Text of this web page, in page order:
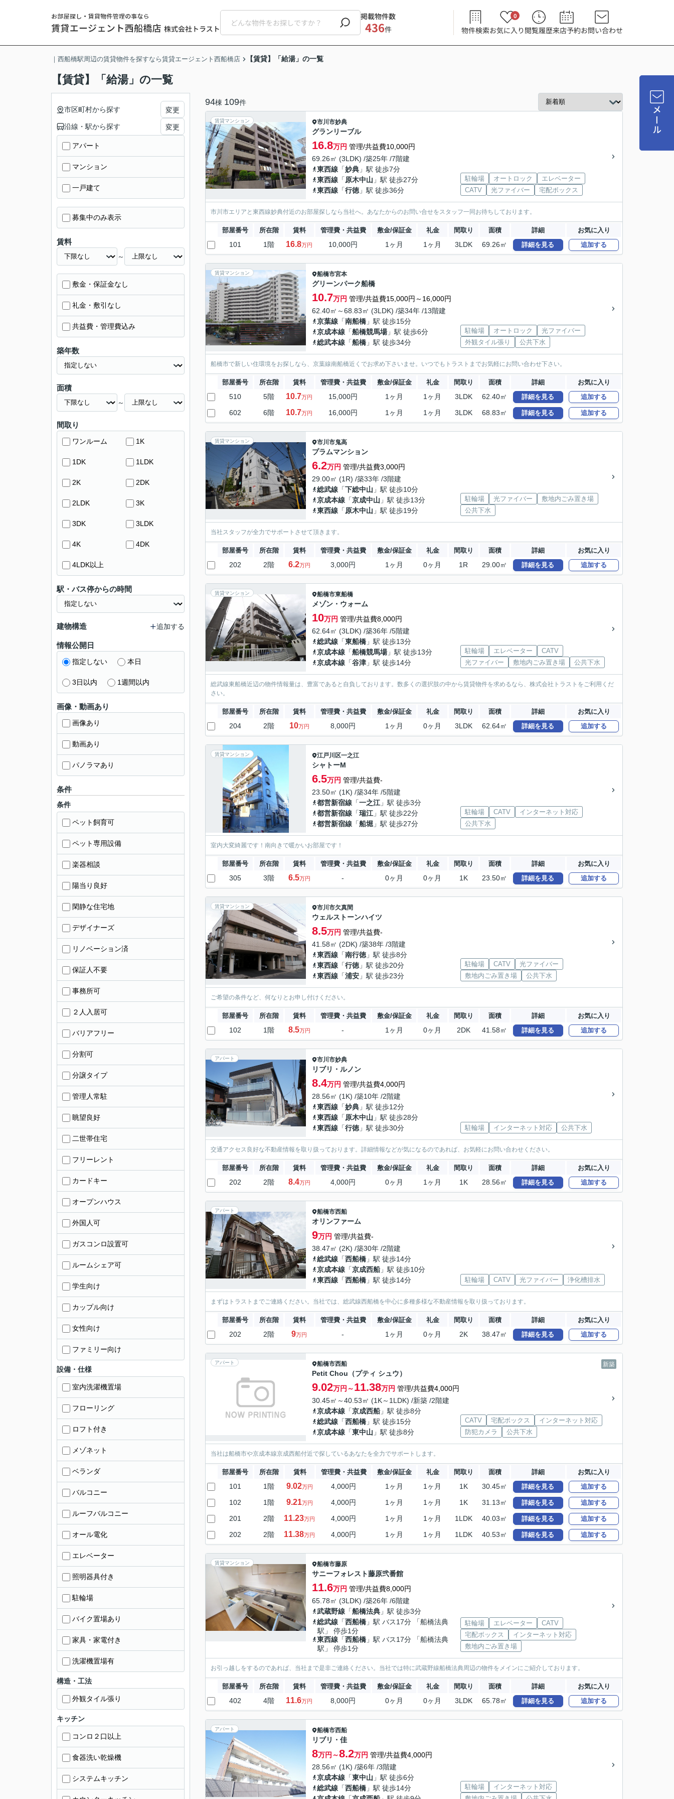
掲載物件数
436件 物件検索お気に入り
0
閲覧履歴来店予約お問い合わせ
メール
｜西船橋駅周辺の賃貸物件を探すなら賃貸エージェント西船橋店 【賃貸】「給湯」の一覧
【賃貸】「給湯」の一覧
94棟 109件
賃貸マンション 市川市妙典
グランリーブル
16.8万円 管理/共益費10,000円
69.26㎡ (3LDK) /築25年 /7階建
東西線 「妙典 」駅 徒歩7分
東西線 「原木中山 」駅 徒歩27分
東西線 「行徳 」駅 徒歩36分
駐輪場 オートロック
エレベーター
CATV
光ファイバー 宅配ボックス
市川市エリアと東西線妙典付近のお部屋探しなら当社へ。あなたからのお問い合せをスタッフ一同お待ちしております。
部屋番号 所在階 賃料 管理費・共益費 敷金/保証金 礼金 間取り 面積 詳細 お気に入り
101 1階 16.8万円 10,000円 1ヶ月 1ヶ月 3LDK 69.26㎡ 詳細を見る 追加する
賃貸マンション 船橋市宮本
グリーンパーク船橋
10.7万円 管理/共益費15,000円～16,000円
62.40㎡～68.83㎡ (3LDK) /築34年 /13階建
京葉線 「南船橋 」駅 徒歩15分
京成本線 「船橋競馬場」駅 徒歩6分
総武本線 「船橋 」駅 徒歩34分
駐輪場 オートロック
光ファイバー
外観タイル張り
公共下水
船橋市で新しい住環境をお探しなら、京葉線南船橋近くでお求め下さいませ。いつでもトラストまでお気軽にお問い合わせ下さい。
部屋番号 所在階 賃料 管理費・共益費 敷金/保証金 礼金 間取り 面積 詳細 お気に入り
510 5階 10.7万円 15,000円 1ヶ月 1ヶ月 3LDK 62.40㎡ 詳細を見る 追加する
602 6階 10.7万円 16,000円 1ヶ月 1ヶ月 3LDK 68.83㎡ 詳細を見る 追加する
賃貸マンション 市川市鬼高
プラムマンション
6.2万円 管理/共益費3,000円
29.00㎡ (1R) /築33年 /3階建
総武線 「下総中山 」駅 徒歩10分
京成本線 「京成中山 」駅 徒歩13分
東西線 「原木中山 」駅 徒歩19分
駐輪場 光ファイバー
敷地内ごみ置き場
公共下水
当社スタッフが全力でサポートさせて頂きます。
部屋番号 所在階 賃料 管理費・共益費 敷金/保証金 礼金 間取り 面積 詳細 お気に入り
202 2階 6.2万円 3,000円 1ヶ月 0ヶ月 1R 29.00㎡ 詳細を見る 追加する
賃貸マンション 船橋市東船橋
メゾン・ウォーム
10万円 管理/共益費8,000円
62.64㎡ (3LDK) /築36年 /5階建
総武線 「東船橋 」駅 徒歩13分
京成本線 「船橋競馬場」駅 徒歩13分
京成本線 「谷津 」駅 徒歩14分
駐輪場 エレベーター
CATV
光ファイバー
敷地内ごみ置き場 公共下水
総武線東船橋近辺の物件情報量は、豊富であると自負しております。数多くの選択肢の中から賃貸物件を求めるなら、株式会社トラストをご利用くだ
さい。
部屋番号 所在階 賃料 管理費・共益費 敷金/保証金 礼金 間取り 面積 詳細 お気に入り
204 2階 10万円 8,000円 1ヶ月 0ヶ月 3LDK 62.64㎡ 詳細を見る 追加する
賃貸マンション 江戸川区一之江
シャトーM
6.5万円 管理/共益費-
23.50㎡ (1K) /築34年 /5階建
都営新宿線 「一之江 」駅 徒歩3分
都営新宿線 「瑞江 」駅 徒歩22分
都営新宿線 「船堀 」駅 徒歩27分
駐輪場 CATV
インターネット対応
公共下水
室内大変綺麗です！南向きで暖かいお部屋です！
部屋番号 所在階 賃料 管理費・共益費 敷金/保証金 礼金 間取り 面積 詳細 お気に入り
305 3階 6.5万円 - 0ヶ月 0ヶ月 1K 23.50㎡ 詳細を見る 追加する
賃貸マンション 市川市欠真間
ウェルストーンハイツ
8.5万円 管理/共益費-
41.58㎡ (2DK) /築38年 /3階建
東西線 「南行徳 」駅 徒歩8分
東西線 「行徳 」駅 徒歩20分
東西線 「浦安 」駅 徒歩23分
駐輪場 CATV
光ファイバー
敷地内ごみ置き場
公共下水
ご希望の条件など、何なりとお申し付けください。
部屋番号 所在階 賃料 管理費・共益費 敷金/保証金 礼金 間取り 面積 詳細 お気に入り
102 1階 8.5万円 - 1ヶ月 0ヶ月 2DK 41.58㎡ 詳細を見る 追加する
アパート 市川市妙典
リブリ・ルノン
8.4万円 管理/共益費4,000円
28.56㎡ (1K) /築10年 /2階建
東西線 「妙典 」駅 徒歩12分
東西線 「原木中山 」駅 徒歩28分
東西線 「行徳 」駅 徒歩30分 駐輪場 インターネット対応 公共下水
交通アクセス良好な不動産情報を取り扱っております。詳細情報などが気になるのであれば、お気軽にお問い合わせください。
部屋番号 所在階 賃料 管理費・共益費 敷金/保証金 礼金 間取り 面積 詳細 お気に入り
202 2階 8.4万円 4,000円 0ヶ月 1ヶ月 1K 28.56㎡ 詳細を見る 追加する
アパート 船橋市西船
オリンファーム
9万円 管理/共益費-
38.47㎡ (2K) /築30年 /2階建
総武線 「西船橋 」駅 徒歩14分
京成本線 「京成西船」駅 徒歩10分
東西線 「西船橋 」駅 徒歩14分 駐輪場 CATV 光ファイバー 浄化槽排水
まずはトラストまでご連絡ください。当社では、総武線西船橋を中心に多種多様な不動産情報を取り扱っております。
部屋番号 所在階 賃料 管理費・共益費 敷金/保証金 礼金 間取り 面積 詳細 お気に入り
202 2階 9万円 - 1ヶ月 0ヶ月 2K 38.47㎡ 詳細を見る 追加する
アパート 新築
船橋市西船
Petit Chou（プティ シュウ）
9.02万円～11.38万円 管理/共益費4,000円
30.45㎡～40.53㎡ (1K～1LDK) /新築 /2階建
京成本線 「京成西船」駅 徒歩8分
総武線 「西船橋 」駅 徒歩15分
京成本線 「東中山 」駅 徒歩8分
CATV 宅配ボックス
インターネット対応
防犯カメラ
公共下水
当社は船橋市や京成本線京成西船付近で探しているあなたを全力でサポートします。
部屋番号 所在階 賃料 管理費・共益費 敷金/保証金 礼金 間取り 面積 詳細 お気に入り
101 1階 9.02万円 4,000円 1ヶ月 1ヶ月 1K 30.45㎡ 詳細を見る 追加する
102 1階 9.21万円 4,000円 1ヶ月 1ヶ月 1K 31.13㎡ 詳細を見る 追加する
201 2階 11.23万円 4,000円 1ヶ月 1ヶ月 1LDK 40.03㎡ 詳細を見る 追加する
202 2階 11.38万円 4,000円 1ヶ月 1ヶ月 1LDK 40.53㎡ 詳細を見る 追加する
賃貸マンション 船橋市藤原
サニーフォレスト藤原弐番館
11.6万円 管理/共益費8,000円
65.78㎡ (3LDK) /築26年 /6階建
武蔵野線 「船橋法典 」駅 徒歩3分
総武線 「西船橋 」駅 バス17分 「船橋法典
駅」 停歩1分
東西線 「西船橋 」駅 バス17分 「船橋法典
駅」 停歩1分
駐輪場 エレベーター
CATV
宅配ボックス
インターネット対応
敷地内ごみ置き場
お引っ越しをするのであれば、当社まで是非ご連絡ください。当社では特に武蔵野線船橋法典周辺の物件をメインにご紹介しております。
部屋番号 所在階 賃料 管理費・共益費 敷金/保証金 礼金 間取り 面積 詳細 お気に入り
402 4階 11.6万円 8,000円 0ヶ月 0ヶ月 3LDK 65.78㎡ 詳細を見る 追加する
アパート 船橋市西船
リブリ・佳
8万円～8.2万円 管理/共益費4,000円
28.56㎡ (1K) /築6年 /3階建
京成本線 「東中山 」駅 徒歩6分
総武線 「西船橋 」駅 徒歩14分
駐輪場
インターネット対応
市区町村から探す 変更
沿線・駅から探す 変更
アパート
マンション
一戸建て
募集中のみ表示
賃料
～
敷金・保証金なし
礼金・敷引なし
共益費・管理費込み
築年数
面積
～
間取り
ワンルーム 1K
1DK 1LDK
2K 2DK
2LDK 3K
3DK 3LDK
4K 4DK
4LDK以上
駅・バス停からの時間
建物構造 追加する
情報公開日
指定しない 本日
3日以内 1週間以内
画像・動画あり
画像あり
動画あり
パノラマあり
条件
条件
ペット飼育可
ペット専用設備
楽器相談
陽当り良好
閑静な住宅地
デザイナーズ
リノベーション済
保証人不要
事務所可
２人入居可
バリアフリー
分割可
分譲タイプ
管理人常駐
眺望良好
二世帯住宅
フリーレント
カードキー
オープンハウス
外国人可
ガスコンロ設置可
ルームシェア可
学生向け
カップル向け
女性向け
ファミリー向け
設備・仕様
室内洗濯機置場
フローリング
ロフト付き
メゾネット
ベランダ
バルコニー
ルーフバルコニー
オール電化
エレベーター
照明器具付き
駐輪場
バイク置場あり
家具・家電付き
洗濯機置場有
構造・工法
外観タイル張り
キッチン
コンロ２口以上
食器洗い乾燥機
システムキッチン